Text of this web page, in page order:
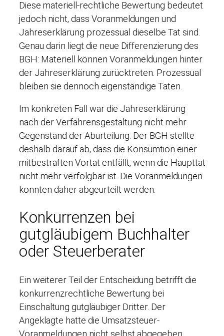
Diese materiell-rechtliche Bewertung bedeutet
jedoch nicht, dass Voranmeldungen und
Jahreserklärung prozessual dieselbe Tat sind.
Genau darin liegt die neue Differenzierung des
BGH: Materiell können Voranmeldungen hinter
der Jahreserklärung zurücktreten. Prozessual
bleiben sie dennoch eigenständige Taten.
Im konkreten Fall war die Jahreserklärung
nach der Verfahrensgestaltung nicht mehr
Gegenstand der Aburteilung. Der BGH stellte
deshalb darauf ab, dass die Konsumtion einer
mitbestraften Vortat entfällt, wenn die Haupttat
nicht mehr verfolgbar ist. Die Voranmeldungen
konnten daher abgeurteilt werden.
Konkurrenzen bei
gutgläubigem Buchhalter
oder Steuerberater
Ein weiterer Teil der Entscheidung betrifft die
konkurrenzrechtliche Bewertung bei
Einschaltung gutgläubiger Dritter. Der
Angeklagte hatte die Umsatzsteuer-
Voranmeldungen nicht selbst abgegeben,